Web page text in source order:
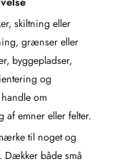
skiltning eller
grænser eller
byggepladser,
og
om
af emner eller felter.
til noget og
Dækker både små